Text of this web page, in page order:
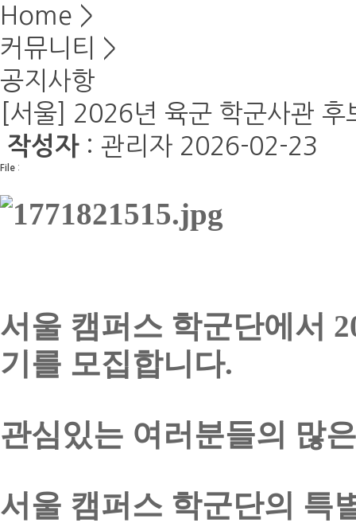
Home >
커뮤니티
>
공지사항
[서울] 2026년 육군 학군사관
작성자: 관리자 2026-02-23
File :
서울 캠퍼스 학군단에서
기를 모집합니다.
관심있는 여러분들의 많
서울 캠퍼스 학군단의 특